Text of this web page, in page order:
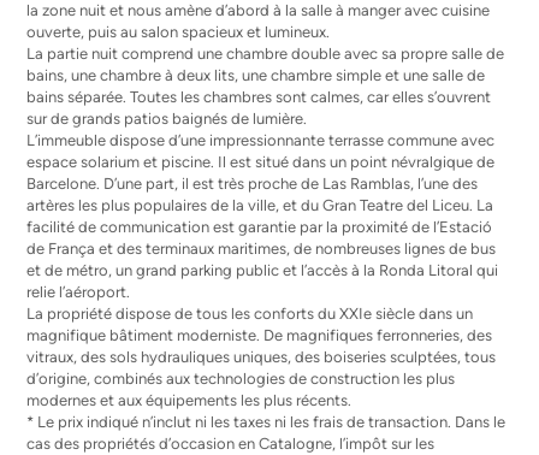
la zone nuit et nous amène d’abord à la salle à manger avec cuisine
ouverte, puis au salon spacieux et lumineux.
La partie nuit comprend une chambre double avec sa propre salle de
bains, une chambre à deux lits, une chambre simple et une salle de
bains séparée. Toutes les chambres sont calmes, car elles s’ouvrent
sur de grands patios baignés de lumière.
L’immeuble dispose d’une impressionnante terrasse commune avec
espace solarium et piscine. Il est situé dans un point névralgique de
Barcelone. D’une part, il est très proche de Las Ramblas, l’une des
artères les plus populaires de la ville, et du Gran Teatre del Liceu. La
facilité de communication est garantie par la proximité de l’Estació
de França et des terminaux maritimes, de nombreuses lignes de bus
et de métro, un grand parking public et l’accès à la Ronda Litoral qui
relie l’aéroport.
La propriété dispose de tous les conforts du XXIe siècle dans un
magnifique bâtiment moderniste. De magnifiques ferronneries, des
vitraux, des sols hydrauliques uniques, des boiseries sculptées, tous
d’origine, combinés aux technologies de construction les plus
modernes et aux équipements les plus récents.
* Le prix indiqué n’inclut ni les taxes ni les frais de transaction. Dans le
cas des propriétés d’occasion en Catalogne, l’impôt sur les